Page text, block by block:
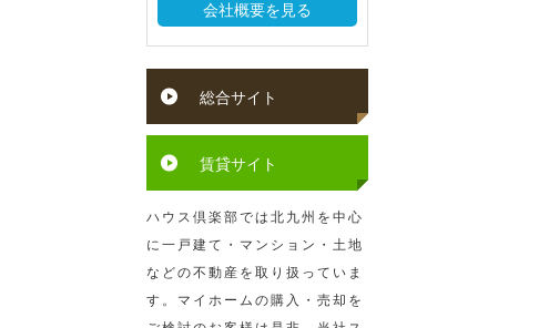
会社概要を見る
総合サイト
賃貸サイト
ハウス倶楽部では北九州を中心
に一戸建て・マンション・土地
などの不動産を取り扱っていま
す。マイホームの購入・売却を